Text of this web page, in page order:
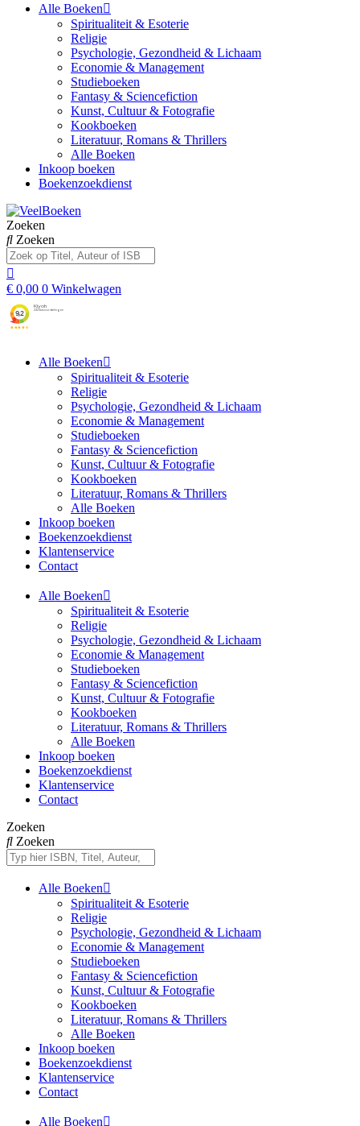
Alle Boeken
Spiritualiteit & Esoterie
Religie
Psychologie, Gezondheid & Lichaam
Economie & Management
Studieboeken
Fantasy & Sciencefiction
Kunst, Cultuur & Fotografie
Kookboeken
Literatuur, Romans & Thrillers
Alle Boeken
Inkoop boeken
Boekenzoekdienst
Zoeken
Zoeken
€ 0,00 0 Winkelwagen
Alle Boeken
Spiritualiteit & Esoterie
Religie
Psychologie, Gezondheid & Lichaam
Economie & Management
Studieboeken
Fantasy & Sciencefiction
Kunst, Cultuur & Fotografie
Kookboeken
Literatuur, Romans & Thrillers
Alle Boeken
Inkoop boeken
Boekenzoekdienst
Klantenservice
Contact
Alle Boeken
Spiritualiteit & Esoterie
Religie
Psychologie, Gezondheid & Lichaam
Economie & Management
Studieboeken
Fantasy & Sciencefiction
Kunst, Cultuur & Fotografie
Kookboeken
Literatuur, Romans & Thrillers
Alle Boeken
Inkoop boeken
Boekenzoekdienst
Klantenservice
Contact
Zoeken
Zoeken
Alle Boeken
Spiritualiteit & Esoterie
Religie
Psychologie, Gezondheid & Lichaam
Economie & Management
Studieboeken
Fantasy & Sciencefiction
Kunst, Cultuur & Fotografie
Kookboeken
Literatuur, Romans & Thrillers
Alle Boeken
Inkoop boeken
Boekenzoekdienst
Klantenservice
Contact
Alle Boeken